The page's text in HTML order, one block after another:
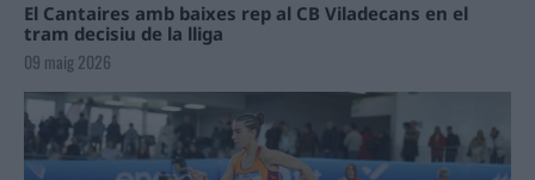
El Cantaires amb baixes rep al CB Viladecans en el
tram decisiu de la lliga
09 maig 2026